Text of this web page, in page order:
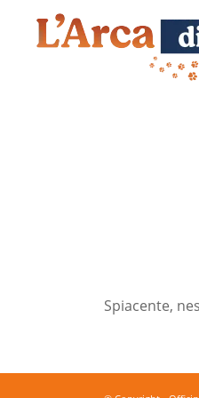
Spiacente,